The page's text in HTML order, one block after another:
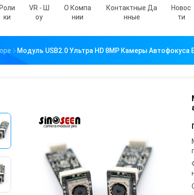
Роли
Ки
VR - Ш
Оу
О Компа
Нии
Контактные Да
Нные
Новос
Ти
Модуль USB2.0 Ультра HD 8MP Камеры Автофокуса